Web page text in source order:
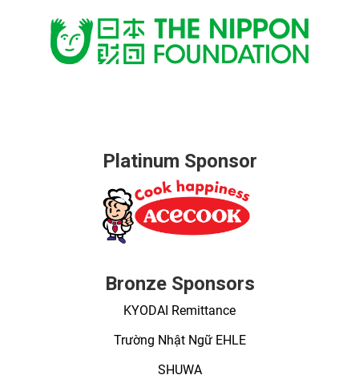
Platinum Sponsor
Bronze Sponsors
KYODAI Remittance
Trường Nhật Ngữ EHLE
SHUWA